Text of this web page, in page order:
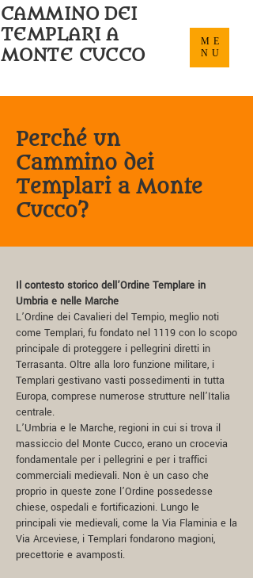
ME
NU
CAMMINO DEI
TEMPLARI A
MONTE CUCCO
Perché un
Cammino dei
Templari a Monte
Cucco?
Il contesto storico dell’Ordine Templare in
Umbria e nelle Marche
L’Ordine dei Cavalieri del Tempio, meglio noti
come Templari, fu fondato nel 1119 con lo scopo
principale di proteggere i pellegrini diretti in
Terrasanta. Oltre alla loro funzione militare, i
Templari gestivano vasti possedimenti in tutta
Europa, comprese numerose strutture nell’Italia
centrale.
L’Umbria e le Marche, regioni in cui si trova il
massiccio del Monte Cucco, erano un crocevia
fondamentale per i pellegrini e per i traffici
commerciali medievali. Non è un caso che
proprio in queste zone l’Ordine possedesse
chiese, ospedali e fortificazioni. Lungo le
principali vie medievali, come la Via Flaminia e la
Via Arceviese, i Templari fondarono magioni,
precettorie e avamposti.